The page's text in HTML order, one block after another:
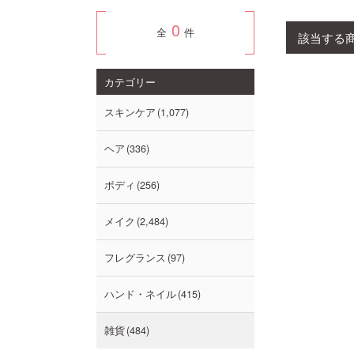
該当する
全 0 件
カテゴリー
スキンケア 1,077
ヘア 336
ボディ 256
メイク 2,484
フレグランス 97
ハンド・ネイル 415
雑貨 484